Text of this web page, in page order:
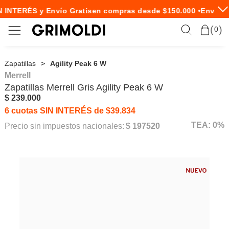
y Envío Gratisen compras desde $150.000 • Envío
0
Zapatillas Agility Peak 6 W
Merrell
Zapatillas Merrell Gris Agility Peak 6 W
$ 239.000
6 cuotas SIN INTERÉS de $39.834
Precio sin impuestos nacionales: $ 197520 TEA: 0%